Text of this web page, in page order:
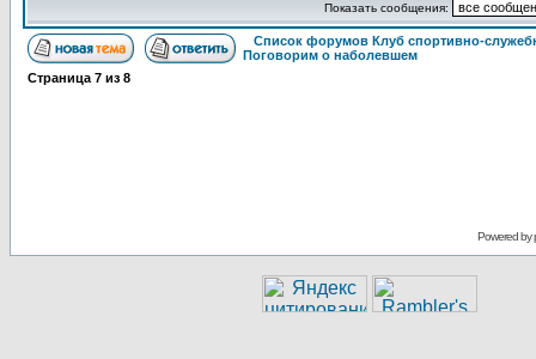
Показать сообщения:
Список форумов Клуб спортивно-
Поговорим о наболевшем
Страница 7 из 8
Powered by